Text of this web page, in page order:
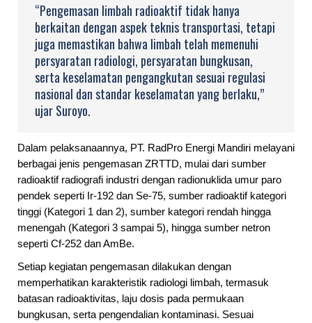
“Pengemasan limbah radioaktif tidak hanya
berkaitan dengan aspek teknis transportasi, tetapi
juga memastikan bahwa limbah telah memenuhi
persyaratan radiologi, persyaratan bungkusan,
serta keselamatan pengangkutan sesuai regulasi
nasional dan standar keselamatan yang berlaku,”
ujar Suroyo.
Dalam pelaksanaannya, PT. RadPro Energi Mandiri melayani
berbagai jenis pengemasan ZRTTD, mulai dari sumber
radioaktif radiografi industri dengan radionuklida umur paro
pendek seperti Ir-192 dan Se-75, sumber radioaktif kategori
tinggi (Kategori 1 dan 2), sumber kategori rendah hingga
menengah (Kategori 3 sampai 5), hingga sumber netron
seperti Cf-252 dan AmBe.
Setiap kegiatan pengemasan dilakukan dengan
memperhatikan karakteristik radiologi limbah, termasuk
batasan radioaktivitas, laju dosis pada permukaan
bungkusan, serta pengendalian kontaminasi. Sesuai